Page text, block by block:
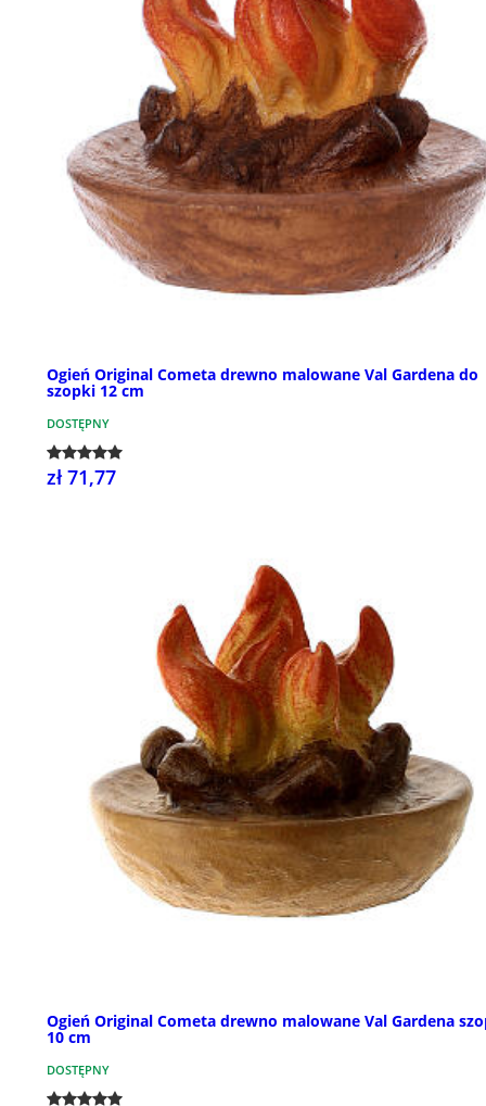
Ogień Original Cometa drewno malowane Val Gardena do
szopki 12 cm
DOSTĘPNY
zł 71,77
Ogień Original Cometa drewno malowane Val Gardena
10 cm
DOSTĘPNY